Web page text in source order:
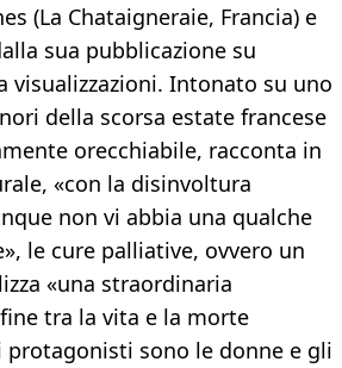
(La Chataigneraie, Francia) e
sua pubblicazione su
visualizzazioni. Intonato su uno
della scorsa estate francese
orecchiabile, racconta in
«con la disinvoltura
non vi abbia una qualche
le cure palliative, ovvero un
«una straordinaria
tra la vita e la morte
protagonisti sono le donne e gli